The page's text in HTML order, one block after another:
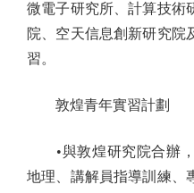
微電子研究所、計算技術
院、空天信息創新研究院
習。
敦煌青年實習計劃
•與敦煌研究院合辦，
地理、講解員指導訓練、